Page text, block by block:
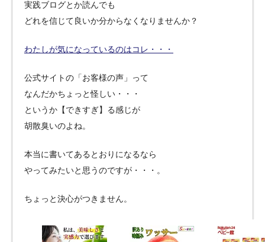
実践ブログとか読んでも
どれを信じて良いか分からなくなりませんか？
わたしが気になっているのはコレ・・・
公式サイトの「お客様の声」って
なんだかちょっと怪しい・・・
というか【できすぎ】る感じが
胡散臭いのよね。
本当に書いてあるとおりになるなら
やってみたいと思うのですが・・・。
ちょっと決心がつきません。